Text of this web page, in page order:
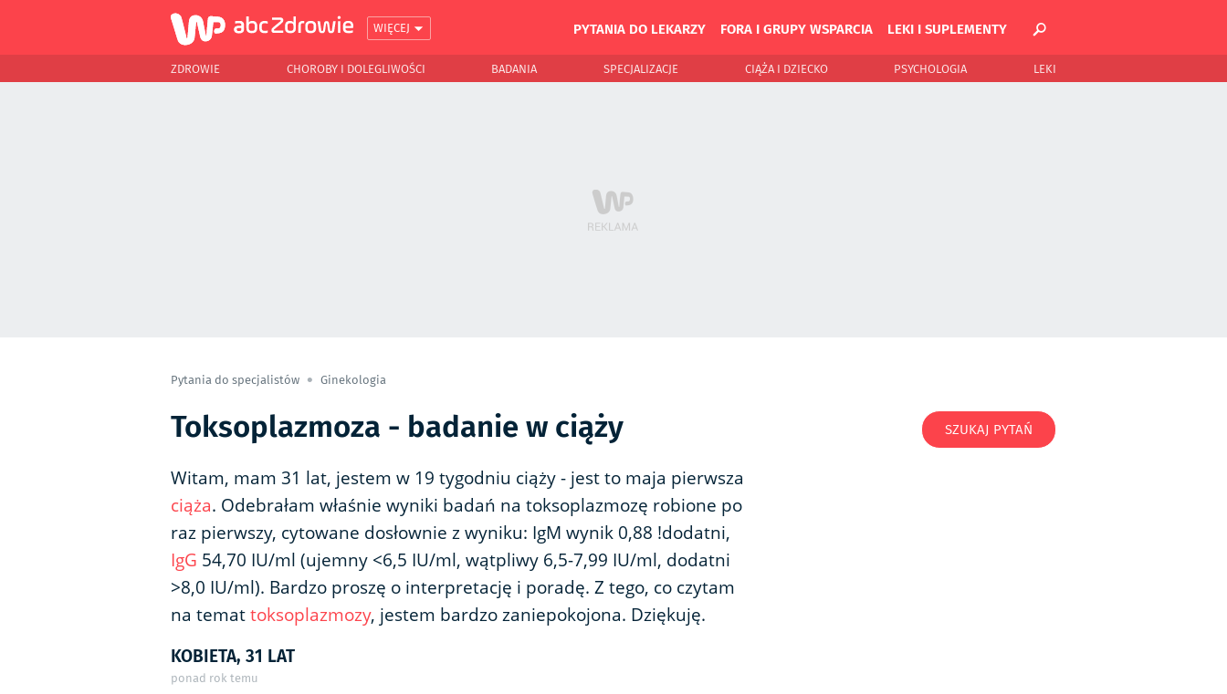
WIĘCEJ PYTANIA DO LEKARZY FORA I GRUPY WSPARCIA LEKI I SUPLEMENTY
ZDROWIE CHOROBY I DOLEGLIWOŚCI BADANIA SPECJALIZACJE CIĄŻA I DZIECKO PSYCHOLOGIA LEKI
Pytania do specjalistów Ginekologia
Toksoplazmoza - badanie w ciąży
Witam, mam 31 lat, jestem w 19 tygodniu ciąży - jest to maja pierwsza
ciąża. Odebrałam właśnie wyniki badań na toksoplazmozę robione po
raz pierwszy, cytowane dosłownie z wyniku: IgM wynik 0,88 !dodatni,
IgG 54,70 IU/ml (ujemny <6,5 IU/ml, wątpliwy 6,5-7,99 IU/ml, dodatni
>8,0 IU/ml). Bardzo proszę o interpretację i poradę. Z tego, co czytam
na temattoksoplazmozy, jestem bardzo zaniepokojona. Dziękuję.
KOBIETA, 31 LAT
ponad rok temu
SZUKAJ PYTAŃ